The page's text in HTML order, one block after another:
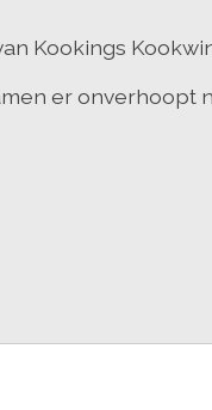
Kookings
er onverhoopt